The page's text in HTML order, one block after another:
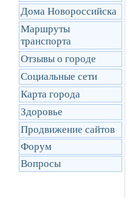
Дома Новороссийска
Маршруты
транcпорта
Отзывы о городе
Социальные сети
Карта города
Здоровье
Продвижение сайтов
Форум
Вопросы